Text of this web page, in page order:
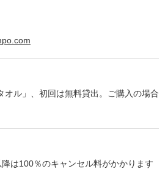
ル」、初回は無料貸出。ご購入の場合
は100％のキャンセル料がかかります